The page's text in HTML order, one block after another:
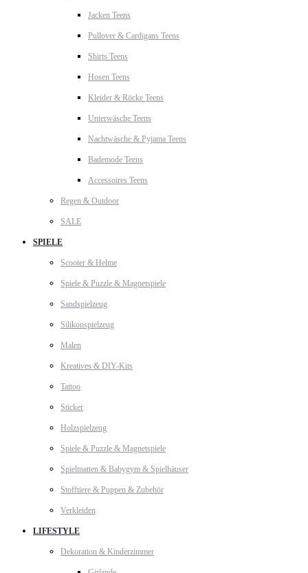
Jacken Teens
Pullover & Cardigans Teens
Shirts Teens
Hosen Teens
Kleider & Röcke Teens
Unterwäsche Teens
Nachtwäsche & Pyjama Teens
Bademode Teens
Accessoires Teens
Regen & Outdoor
SALE
SPIELE
Scooter & Helme
Spiele & Puzzle & Magnetspiele
Sandspielzeug
Silikonspielzeug
Malen
Kreatives & DIY-Kits
Tattoo
Sticker
Holzspielzeug
Spiele & Puzzle & Magnetspiele
Spielmatten & Babygym & Spielhäuser
Stofftiere & Puppen & Zubehör
Verkleiden
LIFESTYLE
Dekoration & Kinderzimmer